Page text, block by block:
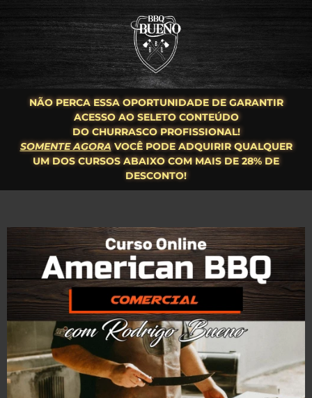
NÃO PERCA ESSA OPORTUNIDADE DE GARANTIR
ACESSO AO SELETO CONTEÚDO
DO CHURRASCO PROFISSIONAL!
SOMENTE AGORAVOCÊ PODE ADQUIRIR QUALQUER
UM DOS CURSOS ABAIXO COM MAIS DE 28% DE
DESCONTO!